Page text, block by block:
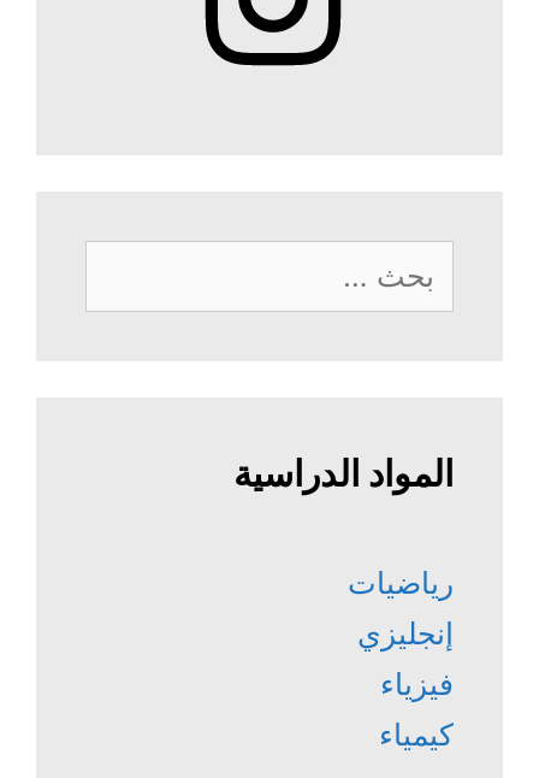
عن:
المواد الدراسية
رياضيات
إنجليزي
فيزياء
كيمياء